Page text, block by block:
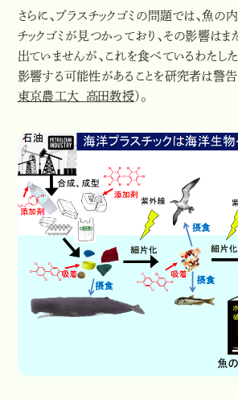
さらに、プラスチックゴミの問題では、魚
チックゴミが見つかっており、その影響はま
出ていませんが、これを食べているわたし
影響する可能性があることを研究者は警
東京農工大 高田教授）。